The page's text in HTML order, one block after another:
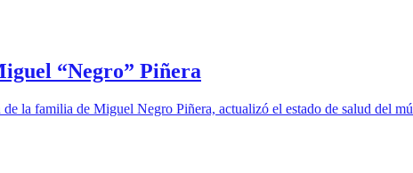
“Negro” Piñera
la familia de Miguel Negro Piñera, actualizó el estado de salud del